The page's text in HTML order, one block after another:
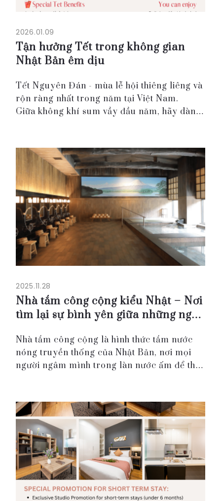
2026.01.09
Tận hưởng Tết trong không gian
Nhật Bản êm dịu
Tết Nguyên Đán - mùa lễ hội thiêng liêng và
rộn ràng nhất trong năm tại Việt Nam.
Giữa không khí sum vầy đầu năm, hãy dành
tinh tế, l...
2025.11.28
Nhà tắm công cộng kiểu Nhật – Nơi
tìm lại sự bình yên giữa những ngày
Nhà tắm công cộng là hình thức tắm nước
nóng truyền thống của Nhật Bản, nơi mọi
người ngâm mình trong làn nước ấm để thư
chịu: hơi n...